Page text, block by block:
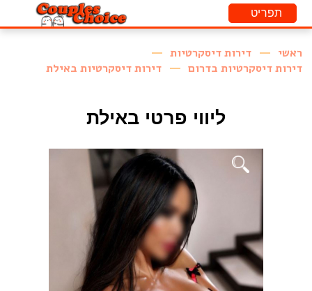
ראשי
דירות דיסקרטיות
דירות דיסקרטיות בדרום
דירות דיסקרטיות באילת
ליווי פרטי באילת